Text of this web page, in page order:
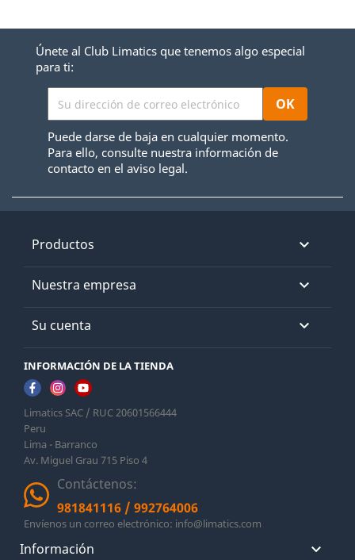
Únete al Club Limatics que tenemos algo especial
para ti:
Puede darse de baja en cualquier momento.
Para ello, consulte nuestra información de
contacto en el aviso legal.
Productos 
Nuestra empresa 
Su cuenta 
INFORMACIÓN DE LA TIENDA
Limatics SAC / RUC 20601566444
Peru
Lima - Barranco
Av. Miguel Grau 715 Piso 4
Contáctenos:
981841116 / 992764006
Envíenos un correo electrónico: info@limatics.com
Información 